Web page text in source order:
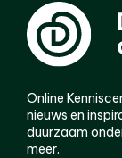
Online
nieuws en
duurzaam
meer.